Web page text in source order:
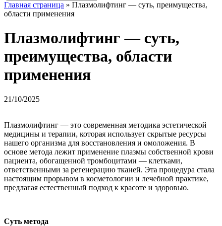
Главная страница » Плазмолифтинг — суть, преимущества,
области применения
Плазмолифтинг — суть,
преимущества, области
применения
21/10/2025
Плазмолифтинг — это современная методика эстетической
медицины и терапии, которая использует скрытые ресурсы
нашего организма для восстановления и омоложения. В
основе метода лежит применение плазмы собственной крови
пациента, обогащенной тромбоцитами — клетками,
ответственными за регенерацию тканей. Эта процедура стала
настоящим прорывом в косметологии и лечебной практике,
предлагая естественный подход к красоте и здоровью.
Суть метода